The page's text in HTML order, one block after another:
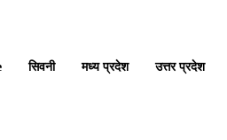
सिवनी मध्य प्रदेश उत्तर प्रदेश